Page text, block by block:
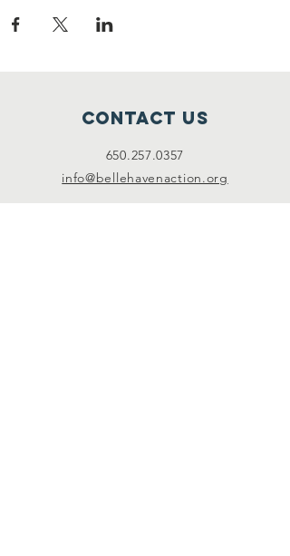
Contact Us
650.257.0357
info@bellehavenaction.org